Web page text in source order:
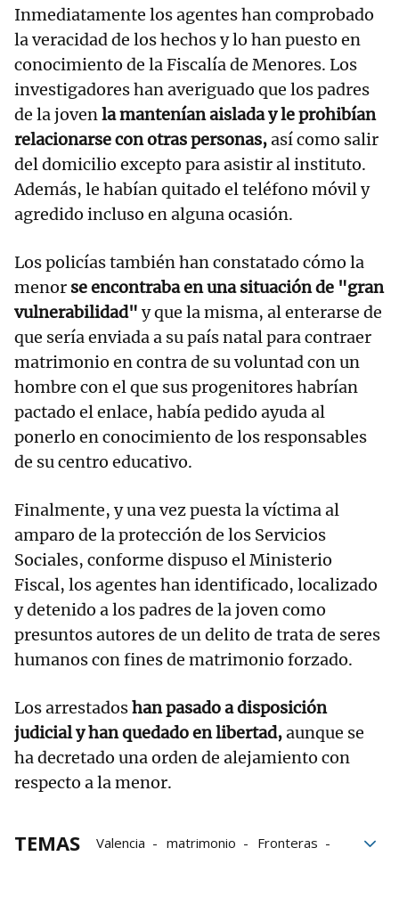
Inmediatamente los agentes han comprobado
la veracidad de los hechos y lo han puesto en
conocimiento de la Fiscalía de Menores. Los
investigadores han averiguado que los padres
de la jovenla mantenían aislada y le prohibían
relacionarse con otras personas,así como salir
del domicilio excepto para asistir al instituto.
Además, le habían quitado el teléfono móvil y
agredido incluso en alguna ocasión.
Los policías también han constatado cómo la
menor se encontraba en una situación de "gran
vulnerabilidad" y que la misma, al enterarse de
que sería enviada a su país natal para contraer
matrimonio en contra de su voluntad con un
hombre con el que sus progenitores habrían
pactado el enlace, había pedido ayuda al
ponerlo en conocimiento de los responsables
de su centro educativo.
Finalmente, y una vez puesta la víctima al
amparo de la protección de los Servicios
Sociales, conforme dispuso el Ministerio
Fiscal, los agentes han identificado, localizado
y detenido a los padres de la joven como
presuntos autores de un delito de trata de seres
humanos con fines de matrimonio forzado.
Los arrestadoshan pasado a disposición
judicial y han quedado en libertad,aunque se
ha decretado una orden de alejamiento con
respecto a la menor.
TEMAS Valencia matrimonio
Fronteras